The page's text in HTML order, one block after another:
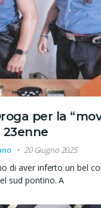
per la
20 Giugno 2025
di aver inferto un bel
sud pontino. A